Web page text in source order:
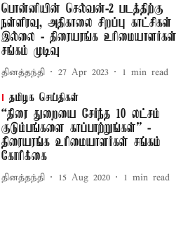
பொன்னியின் செல்வன்-2 படத்திற்கு
நள்ளிரவு, அதிகாலை சிறப்பு காட்சிகள்
இல்லை - திரையரங்க உரிமையாளர்கள்
சங்கம் முடிவு
தினத்தந்தி 27 Apr 2023 1 min read
தமிழக செய்திகள்
“திரை துறையை சேர்ந்த 10 லட்சம்
குடும்பங்களை காப்பாற்றுங்கள்” -
திரையரங்க உரிமையாளர்கள் சங்கம்
கோரிக்கை
தினத்தந்தி 15 Aug 2020 1 min read